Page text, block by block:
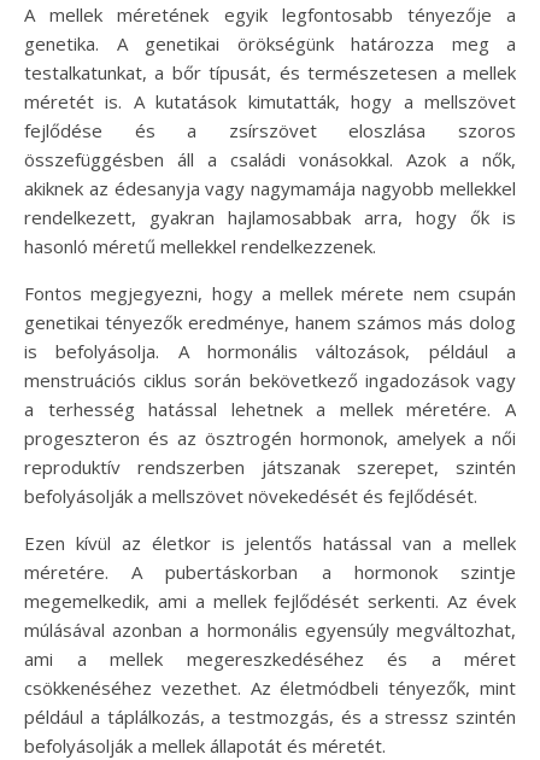
A mellek méretének egyik legfontosabb tényezője a
genetika. A genetikai örökségünk határozza meg a
testalkatunkat, a bőr típusát, és természetesen a mellek
méretét is. A kutatások kimutatták, hogy a mellszövet
fejlődése és a zsírszövet eloszlása szoros
összefüggésben áll a családi vonásokkal. Azok a nők,
akiknek az édesanyja vagy nagymamája nagyobb mellekkel
rendelkezett, gyakran hajlamosabbak arra, hogy ők is
hasonló méretű mellekkel rendelkezzenek.
Fontos megjegyezni, hogy a mellek mérete nem csupán
genetikai tényezők eredménye, hanem számos más dolog
is befolyásolja. A hormonális változások, például a
menstruációs ciklus során bekövetkező ingadozások vagy
a terhesség hatással lehetnek a mellek méretére. A
progeszteron és az ösztrogén hormonok, amelyek a női
reproduktív rendszerben játszanak szerepet, szintén
befolyásolják a mellszövet növekedését és fejlődését.
Ezen kívül az életkor is jelentős hatással van a mellek
méretére. A pubertáskorban a hormonok szintje
megemelkedik, ami a mellek fejlődését serkenti. Az évek
múlásával azonban a hormonális egyensúly megváltozhat,
ami a mellek megereszkedéséhez és a méret
csökkenéséhez vezethet. Az életmódbeli tényezők, mint
például a táplálkozás, a testmozgás, és a stressz szintén
befolyásolják a mellek állapotát és méretét.